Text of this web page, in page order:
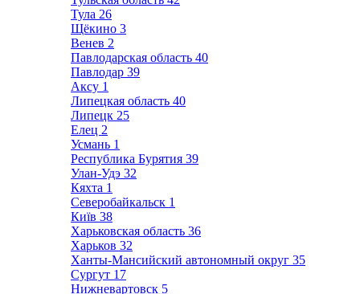
Тула 26
Щёкино 3
Венев 2
Павлодарская область 40
Павлодар 39
Аксу 1
Липецкая область 40
Липецк 25
Елец 2
Усмань 1
Республика Бурятия 39
Улан-Удэ 32
Кяхта 1
Северобайкальск 1
Київ 38
Харьковская область 36
Харьков 32
Ханты-Мансийский автономный округ 35
Сургут 17
Нижневартовск 5